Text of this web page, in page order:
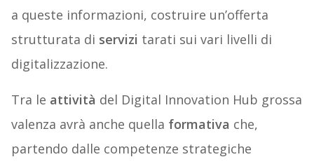
a queste informazioni, costruire un’offerta
strutturata di servizi tarati sui vari livelli di
digitalizzazione.
Tra le attività del Digital Innovation Hub grossa
valenza avrà anche quella formativa che,
partendo dalle competenze strategiche